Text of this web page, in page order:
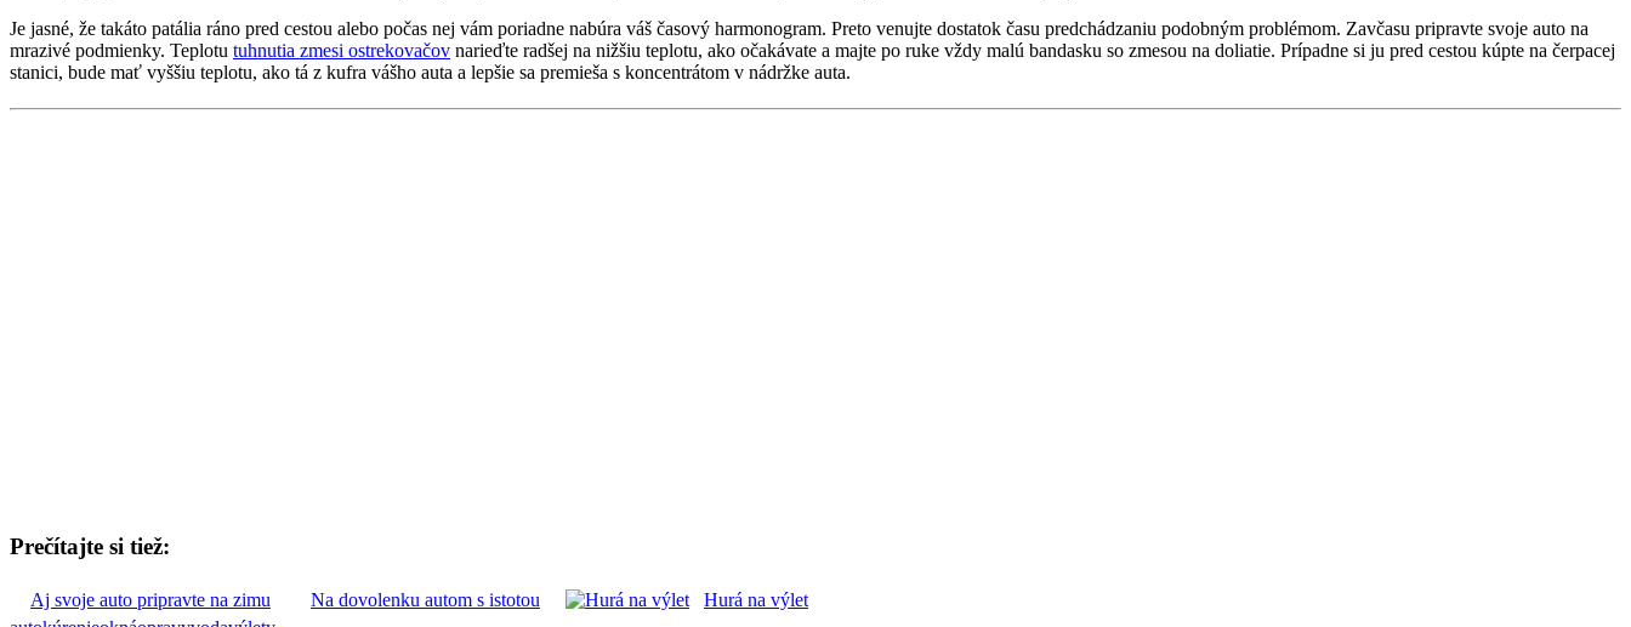
Je jasné, že takáto patália ráno pred cestou alebo počas nej vám poriadne nabúra váš časový harmonogram. Preto venujte dostatok času predchádzaniu podobným problémom. Zavčasu pripravte svoje auto na
mrazivé podmienky. Teplotu tuhnutia zmesi ostrekovačov narieďte radšej na nižšiu teplotu, ako očakávate a majte po ruke vždy malú bandasku so zmesou na doliatie. Prípadne si ju pred cestou kúpte na čerpacej
stanici, bude mať vyššiu teplotu, ako tá z kufra vášho auta a lepšie sa premieša s koncentrátom v nádržke auta.
Prečítajte si tiež:
Aj svoje auto pripravte na zimu Na dovolenku autom s istotou
Hurá na výlet